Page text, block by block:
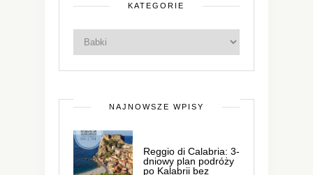
KATEGORIE
NAJNOWSZE WPISY
Reggio di Calabria: 3-
dniowy plan podróży
po Kalabrii bez